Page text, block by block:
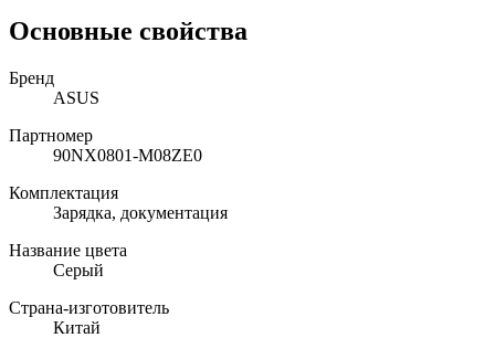
Основные свойства
Бренд
ASUS
Партномер
90NX0801-M08ZE0
Комплектация
Зарядка, документация
Название цвета
Серый
Страна-изготовитель
Китай